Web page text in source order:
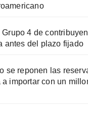
4 de
antes del plazo fijado
se reponen las
a importar con un